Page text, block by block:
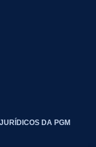
DA PGM